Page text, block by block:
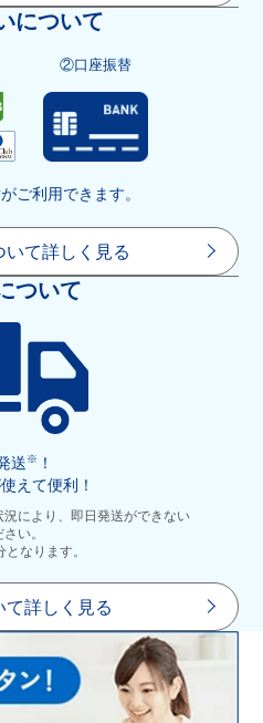
について
②口座振替
ご利用できます。
いて詳しく見る
ついて
送※
！
えて便利！
により、即日発送ができない
い。
なります。
て詳しく見る